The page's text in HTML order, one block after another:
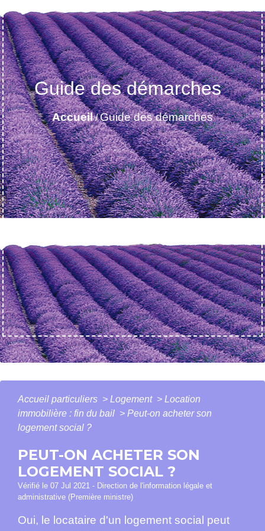
Guide des démarches
Accueil/Guide des démarches
Accueil particuliers > Logement > Location
immobilière : fin du bail > Peut-on acheter son
logement social ?
PEUT-ON ACHETER SON
LOGEMENT SOCIAL ?
Vérifié le 07 Jul 2021 - Direction de l'information légale et
administrative (Première ministre)
Oui, le locataire d'un logement social peut